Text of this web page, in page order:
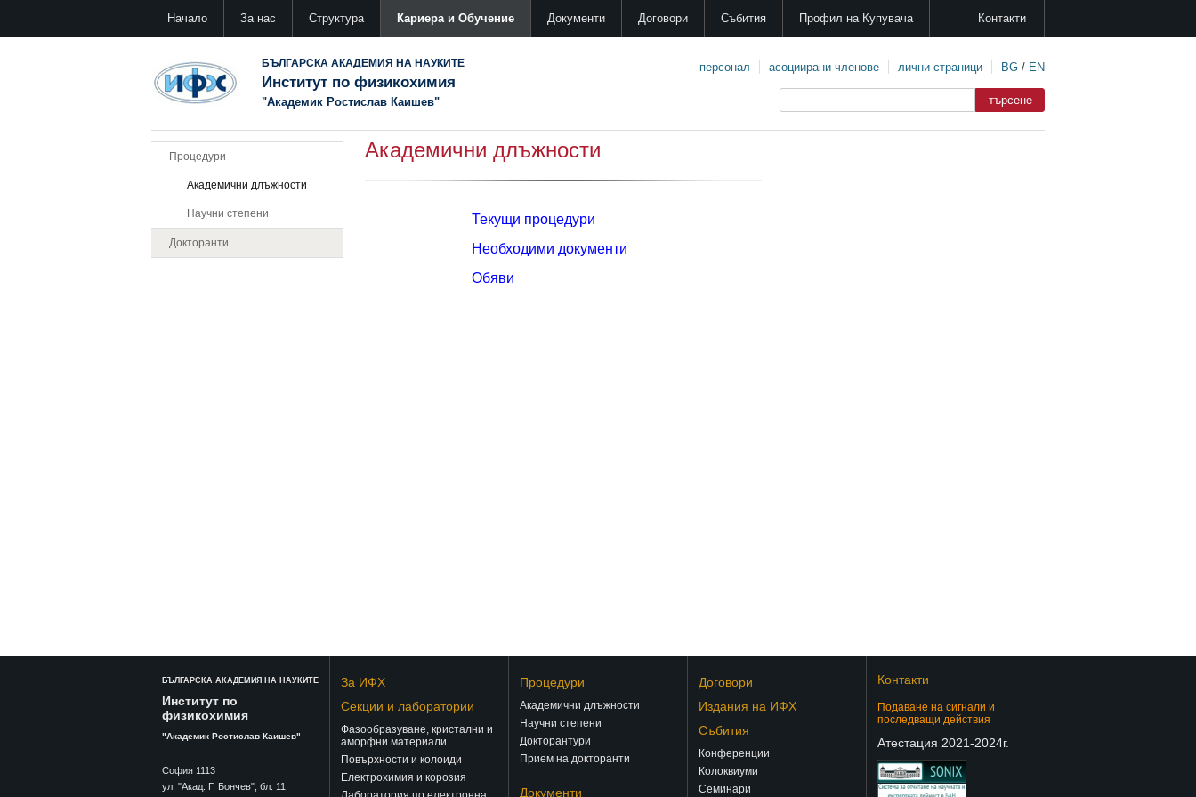
Начало За нас Структура Кариера и Обучение Документи Договори Събития Профил на Купувача Контакти
БЪЛГАРСКА АКАДЕМИЯ НА НАУКИТЕ
Институт по физикохимия
"Академик Ростислав Каишев"
персонал асоциирани членове лични страници BG / EN
Процедури
Академични длъжности
Научни степени
Докторанти
Академични длъжности
Текущи процедури
Необходими документи
Обяви
БЪЛГАРСКА АКАДЕМИЯ НА НАУКИТЕ
Институт по
физикохимия
"Академик Ростислав Каишев"
София 1113
ул. "Акад. Г. Бончев", бл. 11
За ИФХ
Секции и лаборатории
Фазообразуване, кристални и
аморфни материали
Повърхности и колоиди
Електрохимия и корозия
Процедури
Академични длъжности
Научни степени
Докторантури
Прием на докторанти
Документи
Договори
Издания на ИФХ
Събития
Конференции
Колоквиуми
Семинари
Контакти
Подаване на сигнали и
последващи действия
Атестация 2021-2024г.